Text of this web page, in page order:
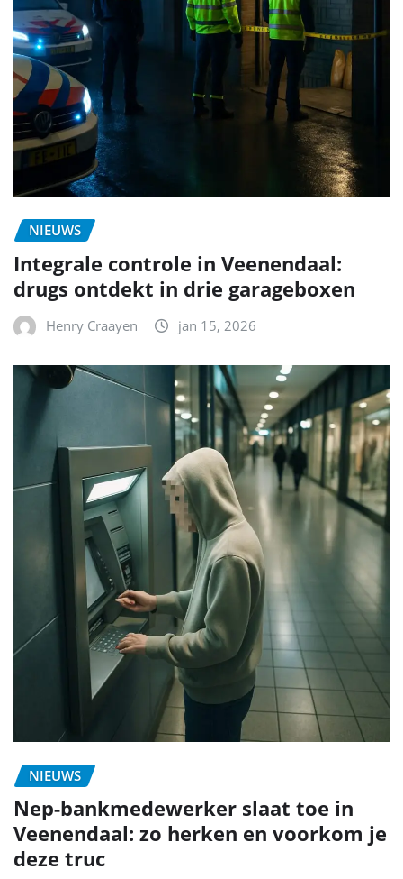
NIEUWS
Integrale controle in Veenendaal:
drugs ontdekt in drie garageboxen
Henry Craayen jan 15, 2026
NIEUWS
Nep-bankmedewerker slaat toe in
Veenendaal: zo herken en voorkom je
deze truc